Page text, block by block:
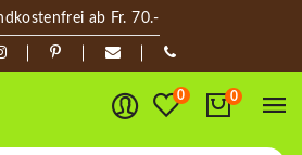
ab Fr. 70.-
0 0